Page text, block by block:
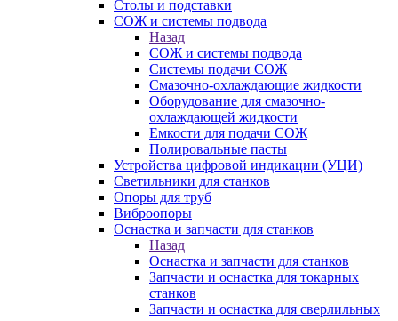
Столы и подставки
СОЖ и системы подвода
Назад
СОЖ и системы подвода
Системы подачи СОЖ
Смазочно-охлаждающие жидкости
Оборудование для смазочно-
охлаждающей жидкости
Емкости для подачи СОЖ
Полировальные пасты
Устройства цифровой индикации (УЦИ)
Светильники для станков
Опоры для труб
Виброопоры
Оснастка и запчасти для станков
Назад
Оснастка и запчасти для станков
Запчасти и оснастка для токарных
станков
Запчасти и оснастка для сверлильных